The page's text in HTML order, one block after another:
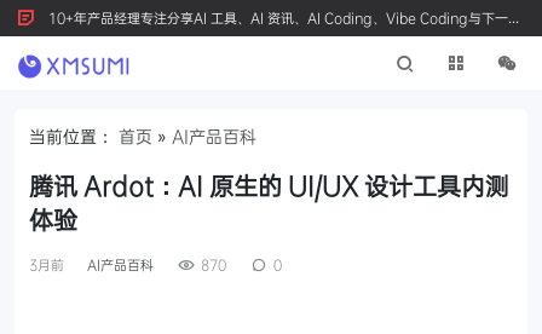
10+年产品经理专注分享AI 工具、AI 资讯、AI Coding、Vibe Coding与下一代
产品创新，按 Ctrl+D 收藏我们
当前位置： 首页 » AI产品百科
腾讯 Ardot：AI 原生的 UI/UX 设计工具内测
体验
3月前 AI产品百科 870 0